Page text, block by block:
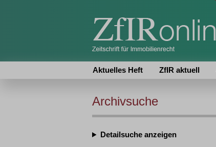
Aktuelles Heft ZfIR aktuell
Archivsuche
Detailsuche